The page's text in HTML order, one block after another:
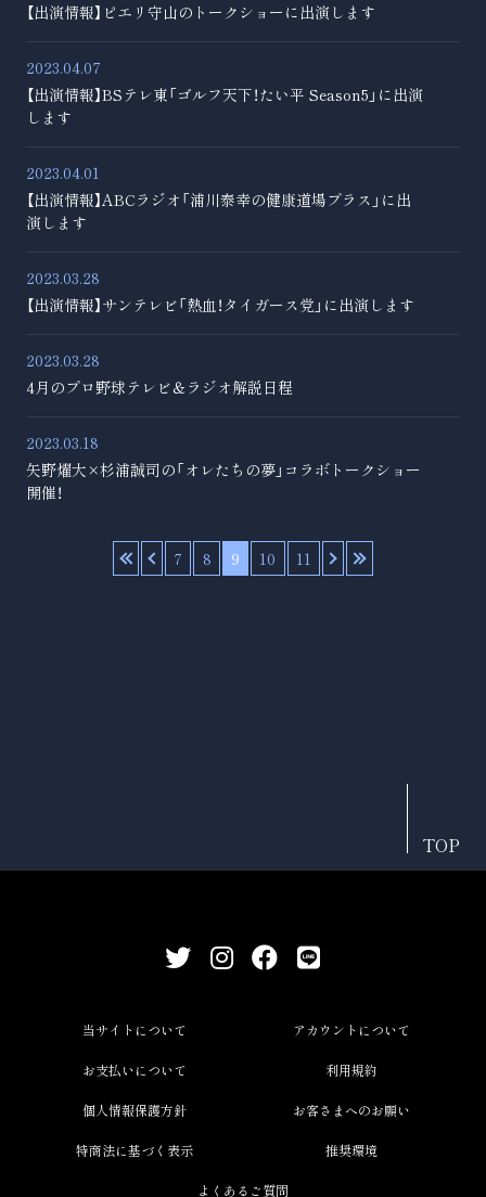
【出演情報】ピエリ守山のトークショーに出演します
2023.04.07
【出演情報】BSテレ東「ゴルフ天下！たい平 Season5」に出演
します
2023.04.01
【出演情報】ABCラジオ「浦川泰幸の健康道場プラス」に出
演します
2023.03.28
【出演情報】サンテレビ「熱血！タイガース党」に出演します
2023.03.28
4月のプロ野球テレビ＆ラジオ解説日程
2023.03.18
矢野燿大×杉浦誠司の「オレたちの夢」コラボトークショー
開催！
« ‹ 7 8 9 10 11 › »
TOP
当サイトについて アカウントについて
お支払いについて 利用規約
個人情報保護方針 お客さまへのお願い
特商法に基づく表示 推奨環境
よくあるご質問